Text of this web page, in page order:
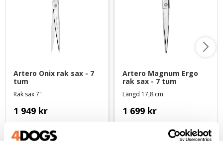
Artero Onix rak sax - 7
tum
Rak sax 7"
1 949 kr
Artero Magnum Ergo
rak sax - 7 tum
Längd 17,8 cm
1 699 kr